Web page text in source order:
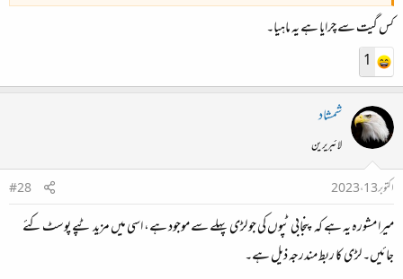
کس گیت سے چرایا ہے یہ ماہیا۔
1
شمشاد
لائبریرین
اکتوبر 13، 2023
#28
میرا مشورہ یہ ہے کہ پنجابی ٹپوں کی جو لڑی پہلے سے موجود ہے، اسی میں مزید ٹپے پوسٹ کئے
جائیں۔ لڑی کا ربط مندرجہ ذیل ہے۔